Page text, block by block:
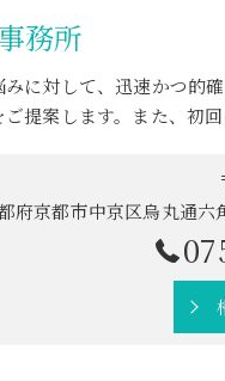
務所
に対して、迅速かつ的
提案します。また、初
府京都市中京区烏丸通